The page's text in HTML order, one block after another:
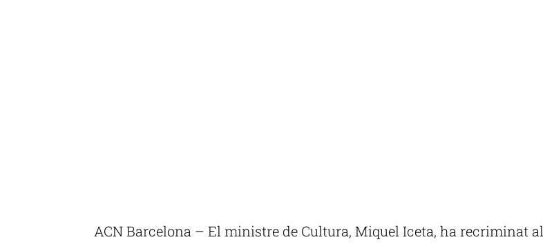
ACN Barcelona – El ministre de Cultura, Miquel Iceta, ha recriminat al